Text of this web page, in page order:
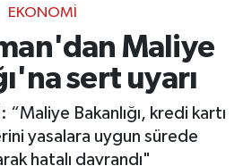
EKONOMI
Maliye
sert uyarı
Bakanlığı, kredi kartı
yasalara uygun sürede
hatalı davrandı"